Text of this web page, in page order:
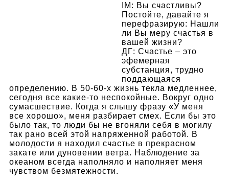
IM: Вы счастливы?
Постойте, давайте я
перефразирую: Нашли
ли Вы меру счастья в
вашей жизни?
ДГ: Счастье – это
эфемерная
субстанция, трудно
поддающаяся
определению. В 50-60-х жизнь текла медленнее,
сегодня все какие-то неспокойные. Вокруг одно
сумасшествие. Когда я слышу фразу «У меня
все хорошо», меня разбирает смех. Если бы это
было так, то люди бы не вгоняли себя в могилу
так рано всей этой напряженной работой. В
молодости я находил счастье в прекрасном
закате или дуновении ветра. Наблюдение за
океаном всегда наполняло и наполняет меня
чувством безмятежности.